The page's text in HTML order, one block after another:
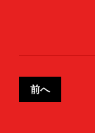
前へ